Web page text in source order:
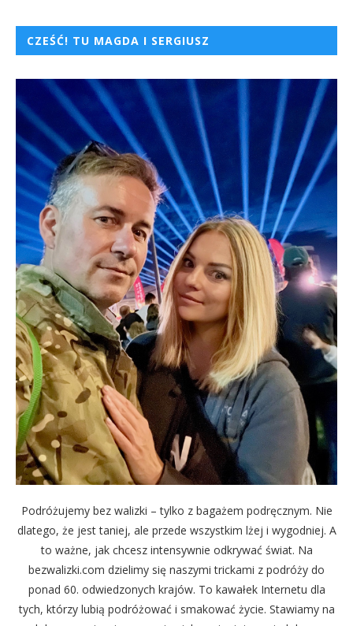
CZEŚĆ! TU MAGDA I SERGIUSZ
Podróżujemy bez walizki – tylko z bagażem podręcznym. Nie
dlatego, że jest taniej, ale przede wszystkim lżej i wygodniej. A
to ważne, jak chcesz intensywnie odkrywać świat. Na
bezwalizki.com dzielimy się naszymi trickami z podróży do
ponad 60. odwiedzonych krajów. To kawałek Internetu dla
tych, którzy lubią podróżować i smakować życie. Stawiamy na